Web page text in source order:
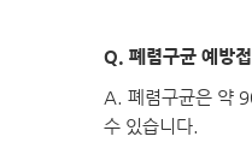
Q. 폐렴구균 예방
A. 폐렴구균은 약
수 있습니다.